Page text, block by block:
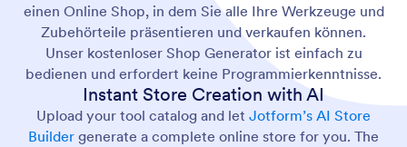
einen Online Shop, in dem Sie alle Ihre Werkzeuge und
Zubehörteile präsentieren und verkaufen können.
Unser kostenloser Shop Generator ist einfach zu
bedienen und erfordert keine Programmierkenntnisse.
Instant Store Creation with AI
Upload your tool catalog and let Jotform’s AI Store
Builder generate a complete online store for you. The